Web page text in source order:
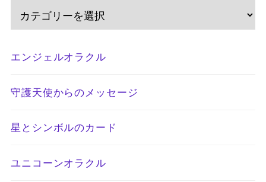
エンジェルオラクル
守護天使からのメッセージ
星とシンボルのカード
ユニコーンオラクル